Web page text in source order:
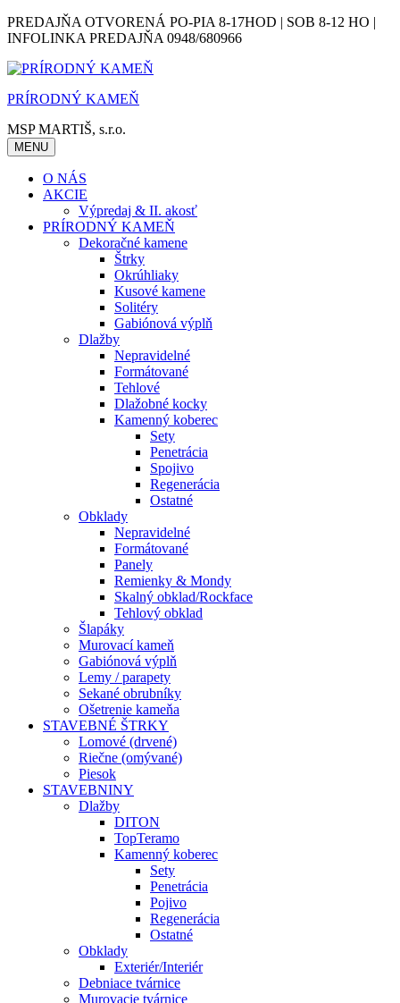
Skip
to
PREDAJŇA OTVORENÁ PO-PIA 8-17HOD | SOB 8-12 HO |
INFOLINKA PREDAJŇA 0948/680966
PRÍRODNÝ KAMEŇ
MSP MARTIŠ, s.r.o.
MENU
O NÁS
AKCIE
Výpredaj & II. akosť
PRÍRODNÝ KAMEŇ
Dekoračné kamene
Štrky
Okrúhliaky
Kusové kamene
Solitéry
Gabiónová výplň
Dlažby
Nepravidelné
Formátované
Tehlové
Dlažobné kocky
Kamenný koberec
Sety
Penetrácia
Spojivo
Regenerácia
Ostatné
Obklady
Nepravidelné
Formátované
Panely
Remienky & Mondy
Skalný obklad/Rockface
Tehlový obklad
Šlapáky
Murovací kameň
Gabiónová výplň
Lemy / parapety
Sekané obrubníky
Ošetrenie kameňa
STAVEBNÉ ŠTRKY
Lomové (drvené)
Riečne (omývané)
Piesok
STAVEBNINY
Dlažby
DITON
TopTeramo
Kamenný koberec
Sety
Penetrácia
Pojivo
Regenerácia
Ostatné
Obklady
Exteriér/Interiér
Debniace tvárnice
Murovacie tvárnice